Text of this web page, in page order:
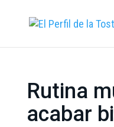
Rutina
acabar